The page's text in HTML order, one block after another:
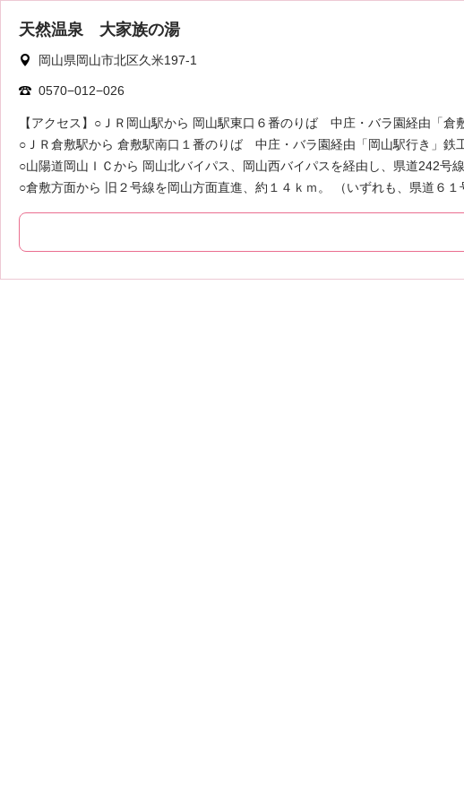
天然温泉 大家族の湯
岡山県岡山市北区久米197-1
0570−012−026
【アクセス】○ＪＲ岡山駅から 岡山駅東口６番のりば 中庄・バラ園経由「倉
○ＪＲ倉敷駅から 倉敷駅南口１番のりば 中庄・バラ園経由「岡山駅行き」鉄
○山陽道岡山ＩＣから 岡山北バイパス、岡山西バイパスを経由し、県道242号
○倉敷方面から 旧２号線を岡山方面直進、約１４ｋｍ。 （いずれも、県道６